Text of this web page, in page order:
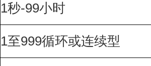
1秒-99小时
1至999循环或连续型